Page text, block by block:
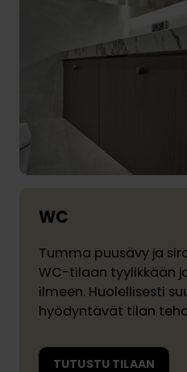
WC
Tumma puusävy ja
WC-tilaan tyylikkään
ilmeen. Huolellisesti
hyödyntävät tilan
TUTUSTU TILAAN